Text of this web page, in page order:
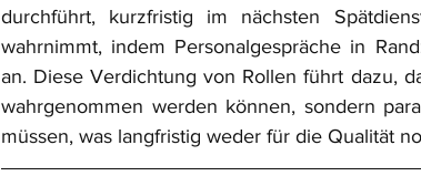
durchführt, kurzfristig im nächsten
wahrnimmt, indem Personalgespräche in
an. Diese Verdichtung von Rollen führt dazu,
wahrgenommen werden können, sondern
müssen, was langfristig weder für die Qualität